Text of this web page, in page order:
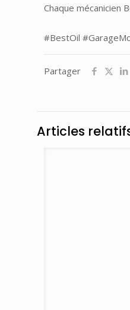
Chaque mécanicien
#BestOil
Partager
Articles